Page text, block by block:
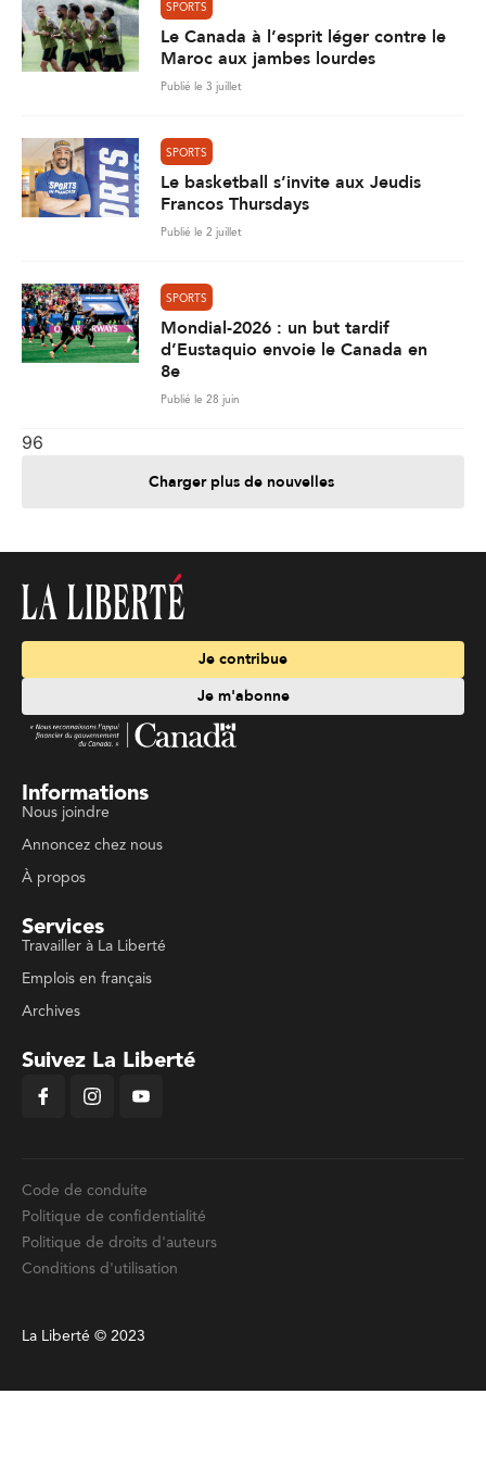
SPORTS
Le Canada à l’esprit léger contre le
Maroc aux jambes lourdes
Publié le 3 juillet
SPORTS
Le basketball s’invite aux Jeudis
Francos Thursdays
Publié le 2 juillet
SPORTS
Mondial-2026 : un but tardif
d’Eustaquio envoie le Canada en
8e
Publié le 28 juin
96
Charger plus de nouvelles
Je contribue
Je m'abonne
Informations
Nous joindre
Annoncez chez nous
À propos
Services
Travailler à La Liberté
Emplois en français
Archives
Suivez La Liberté
Code de conduite
Politique de confidentialité
Politique de droits d'auteurs
Conditions d'utilisation
La Liberté © 2023